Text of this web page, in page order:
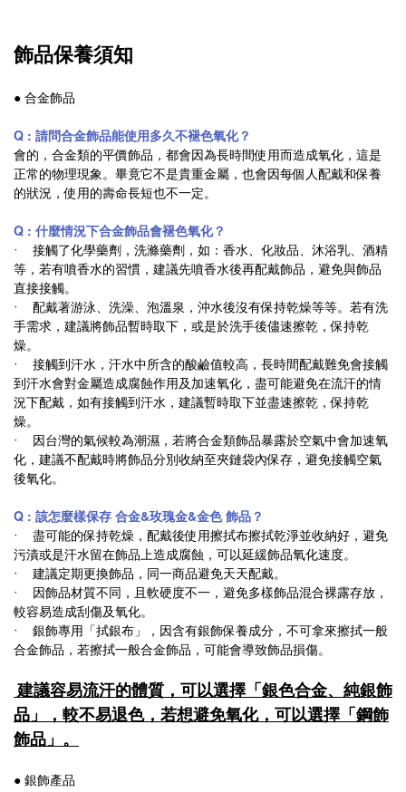
飾品保養須知
● 合金飾品
Q : 請問合金飾品能使用多久不褪色氧化？
會的，合金類的平價飾品，都會因為長時間使用而造成氧化，這是
正常的物理現象。畢竟它不是貴重金屬，也會因每個人配戴和保養
的狀況，使用的壽命長短也不一定。
Q : 什麼情況下合金飾品會褪色氧化？
‧ 接觸了化學藥劑，洗滌藥劑，如：香水、化妝品、沐浴乳、酒精
等，若有噴香水的習慣，建議先噴香水後再配戴飾品，避免與飾品
直接接觸。
‧ 配戴著游泳、洗澡、泡溫泉，沖水後沒有保持乾燥等等。若有洗
手需求，建議將飾品暫時取下，或是於洗手後儘速擦乾，保持乾
燥。
‧ 接觸到汗水，汗水中所含的酸鹼值較高，長時間配戴難免會接觸
到汗水會對金屬造成腐蝕作用及加速氧化，盡可能避免在流汗的情
況下配戴，如有接觸到汗水，建議暫時取下並盡速擦乾，保持乾
燥。
‧ 因台灣的氣候較為潮濕，若將合金類飾品暴露於空氣中會加速氧
化，建議不配戴時將飾品分別收納至夾鏈袋內保存，避免接觸空氣
後氧化。
Q : 該怎麼樣保存 合金&玫瑰金&金色 飾品？
‧ 盡可能的保持乾燥，配戴後使用擦拭布擦拭乾淨並收納好，避免
污漬或是汗水留在飾品上造成腐蝕，可以延緩飾品氧化速度。
‧ 建議定期更換飾品，同一商品避免天天配戴。
‧ 因飾品材質不同，且軟硬度不一，避免多樣飾品混合裸露存放，
較容易造成刮傷及氧化。
‧ 銀飾專用「拭銀布」，因含有銀飾保養成分，不可拿來擦拭一般
合金飾品，若擦拭一般合金飾品，可能會導致飾品損傷。
建議容易流汗的體質，可以選擇「銀色合金、純銀飾
品」，較不易退色，若想避免氧化，可以選擇「鋼飾
飾品」。
● 銀飾產品